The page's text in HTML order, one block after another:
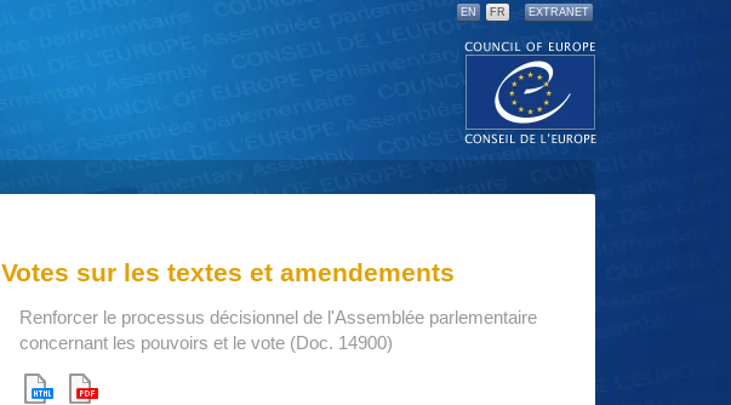
EN FR EXTRANET
Votes sur les textes et amendements
Renforcer le processus décisionnel de l'Assemblée parlementaire
concernant les pouvoirs et le vote (Doc. 14900)